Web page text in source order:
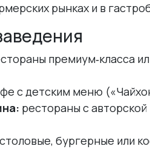
рынках и в
премиум‑класса
с детским меню
рестораны с
столовые, бургерные или